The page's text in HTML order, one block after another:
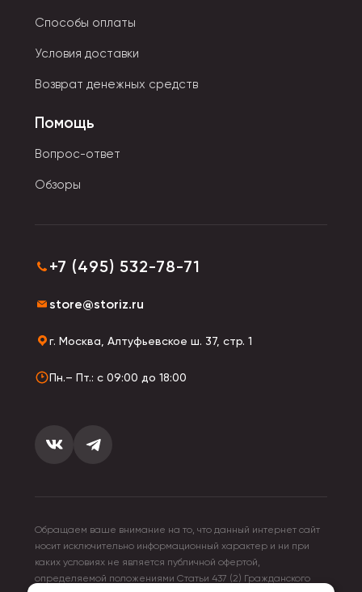
- Аналоговый.
- Цифровой.
- Бинарный.
- Смешанный.
Также разделяются на мужские, женские, детские и
Способы оплаты
Условия доставки
Возврат денежных средств
Помощь
Вопрос-ответ
Обзоры
+7 (495) 532-78-71
store@storiz.ru
г. Москва, Алтуфьевское ш. 37, стр. 1
Пн.– Пт.: с 09:00 до 18:00
Обращаем ваше внимание на то, что данный интернет сайт
носит исключительно информационный характер и ни при
каких условиях не является публичной офертой,
определяемой положениями Статьи 437 (2) Гражданского